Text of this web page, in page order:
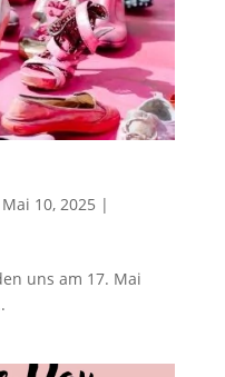
Mai 10, 2025 |
uns am 17. Mai